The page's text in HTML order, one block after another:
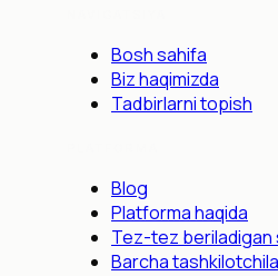
Bosh sahifa
Biz haqimizda
Tadbirlarni topish
Blog
Platforma haqida
Tez-tez beriladigan
Barcha